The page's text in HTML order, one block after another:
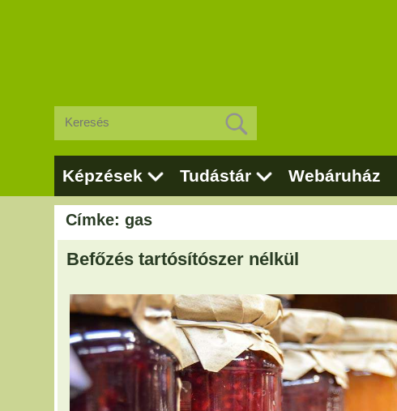
Képzések Tudástár Webáruház
Címke: gas
Befőzés tartósítószer nélkül